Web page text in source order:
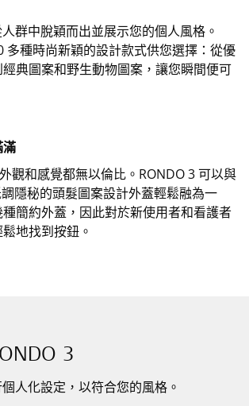
群中脫穎而出並展示您的個人風格。
多種時尚新穎的設計款式供您選擇：從優
典圖案和野生動物圖案，讓您瞬間便可
滿
觀和感覺都無以倫比。RONDO 3 可以與
隱秘的頭髮圖案設計外蓋輕鬆融為一
簡約外蓋，因此對於新使用者和看護者
地找到按鈕。
3
人化設定，以符合您的風格。